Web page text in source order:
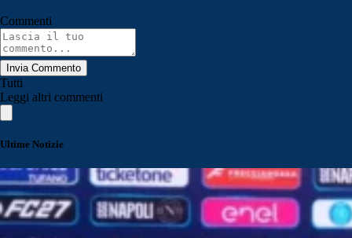
Commenti
Invia Commento
Tutti
Leggi altri commenti
Ultime Notizie